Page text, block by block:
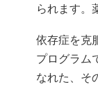
られます。
依存症を克
プログラム
なれた、そ